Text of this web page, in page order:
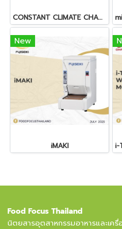
CONSTANT CLIMATE CHAMBER HPPeco
New
iMAKI
Food Focus Thailand
นิตยสารอุตสาหกรรมอาหารและเค